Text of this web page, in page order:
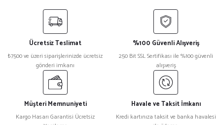
Ücretsiz Teslimat
₺7500 ve üzeri siparişlerinizde ücretsiz
gönderi imkanı
%100 Güvenli Alışveriş
250 Bit SSL Sertifikası ile %100 güvenli
alışveriş
Müşteri Memnuniyeti
Kargo Hasarı Garantisi Ücretsiz
Havale ve Taksit İmkanı
Kredi kartınıza taksit ve banka havalesi